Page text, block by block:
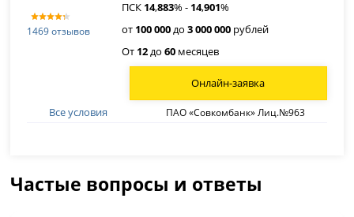
1469 отзывов
ПСК 14,883% - 14,901%
от 100 000до3 000 000 рублей
От 12до60 месяцев
Все условия ПАО «Совкомбанк» Лиц.№963
Онлайн-заявка
Частые вопросы и ответы